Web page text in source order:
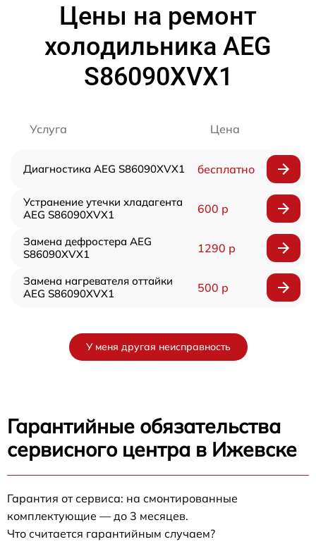
Цены на ремонт
холодильника AEG
S86090XVX1
Услуга Цена
Диагностика AEG S86090XVX1 бесплатно
Устранение утечки хладагента
AEG S86090XVX1
600 р
Замена дефростера AEG
S86090XVX1
1290 р
Замена нагревателя оттайки
AEG S86090XVX1
500 р
У меня другая неисправность
Гарантийные обязательства
сервисного центра в Ижевске
Гарантия от сервиса: на смонтированные
комплектующие — до 3 месяцев.
Что считается гарантийным случаем?